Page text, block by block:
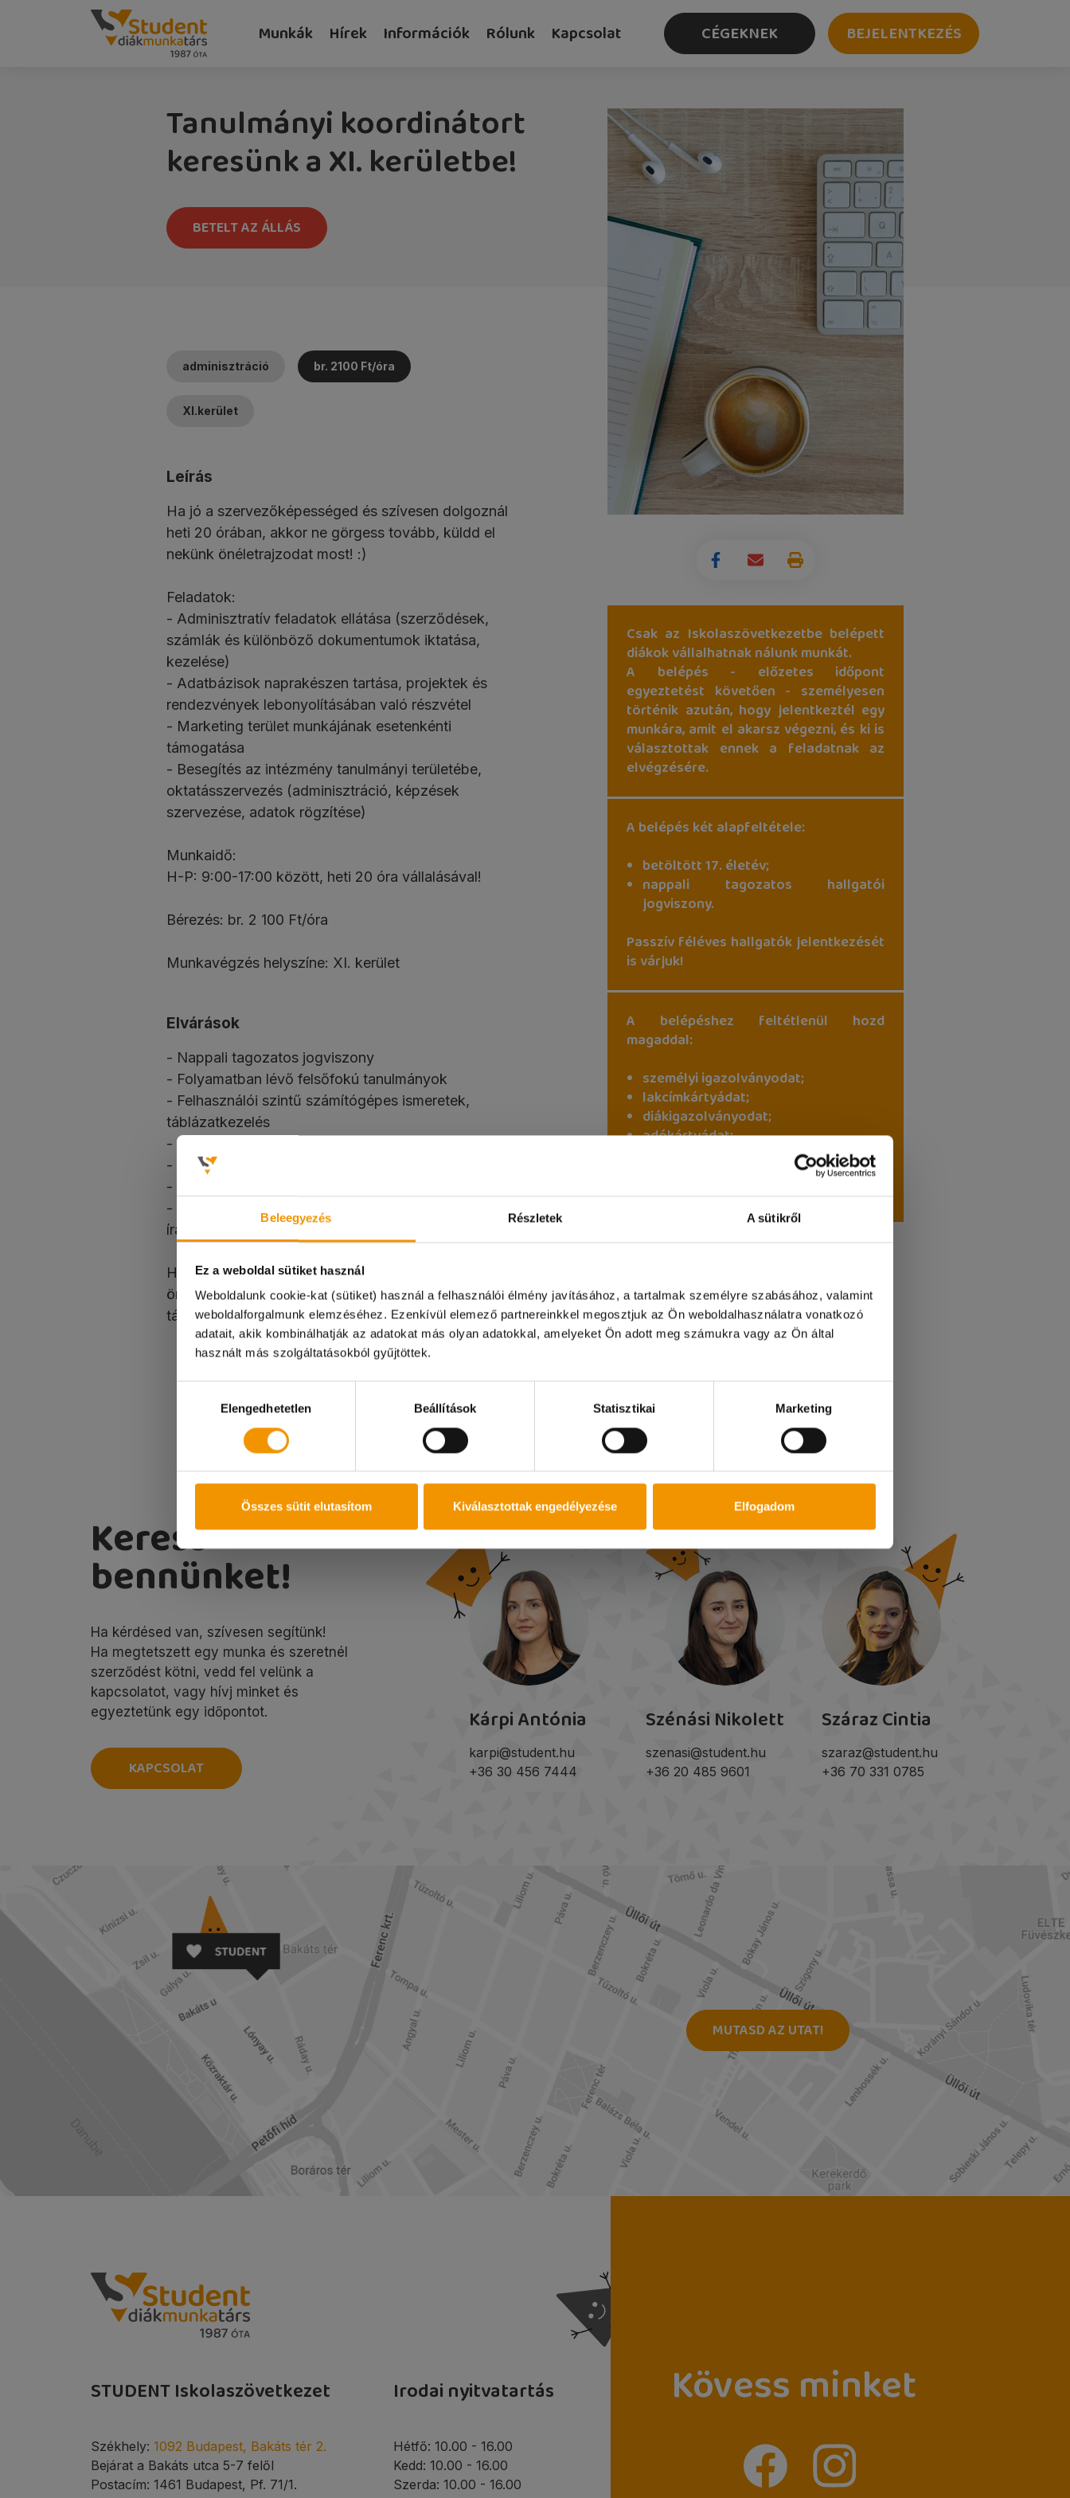
Beleegyezés Részletek A sütikről
Ez a weboldal sütiket használ
Weboldalunk cookie-kat (sütiket) használ a felhasználói élmény javításához, a tartalmak személyre szabásához, valamint
weboldalforgalmunk elemzéséhez. Ezenkívül elemező partnereinkkel megosztjuk az Ön weboldalhasználatra vonatkozó
adatait, akik kombinálhatják az adatokat más olyan adatokkal, amelyeket Ön adott meg számukra vagy az Ön által
használt más szolgáltatásokból gyűjtöttek.
kiválasztásaElengedhetetlen Beállítások Statisztikai Marketing
Összes sütit elutasítom Kiválasztottak engedélyezése Elfogadom
Kedves Diákok!
A 08.08-i munkanapon irodánk zárva tart és online ügyintézésre sincs lehetőség!
Munkák Hírek Információk Rólunk Kapcsolat CÉGEKNEK BEJELENTKEZÉS
Tanulmányi koordinátort
keresünk a XI. kerületbe!
BETELT AZ ÁLLÁS
adminisztráció br. 2100 Ft/óra
XI.kerület
Leírás
Ha jó a szervezőképességed és szívesen dolgoznál
heti 20 órában, akkor ne görgess tovább, küldd el
nekünk önéletrajzodat most! :)
Feladatok:
- Adminisztratív feladatok ellátása (szerződések,
számlák és különböző dokumentumok iktatása,
kezelése)
- Adatbázisok naprakészen tartása, projektek és
rendezvények lebonyolításában való részvétel
- Marketing terület munkájának esetenkénti
támogatása
- Besegítés az intézmény tanulmányi területébe,
oktatásszervezés (adminisztráció, képzések
szervezése, adatok rögzítése)
Munkaidő:
H-P: 9:00-17:00 között, heti 20 óra vállalásával!
Bérezés: br. 2 100 Ft/óra
Munkavégzés helyszíne: XI. kerület
Elvárások
- Nappali tagozatos jogviszony
- Folyamatban lévő felsőfokú tanulmányok
- Felhasználói szintű számítógépes ismeretek,
táblázatkezelés
- Jó szervezőképesség, precizitás
- Azonnali munkakezdés
- Heti 20 óra vállalása!
- Angol nyelvtudás minimum B2-es szinten (szóban és
írásban)
Ha úgy érzed, Téged keresünk, küldd el a friss
önéletrajzod a diakmunka@student.hu e-mail címre,
tárgy "Tanulmányi koordinátor"!
TOVÁBBI ÁLLÁSOK
Csak az Iskolaszövetkezetbe belépett
diákok vállalhatnak nálunk munkát.
A belépés - előzetes időpont
egyeztetést követően - személyesen
történik azután, hogy jelentkeztél egy
munkára, amit el akarsz végezni, és ki is
választottak ennek a feladatnak az
elvégzésére.
A belépés két alapfeltétele:
betöltött 17. életév;
nappali tagozatos hallgatói
jogviszony.
Passzív féléves hallgatók jelentkezését
is várjuk!
A belépéshez feltétlenül hozd
magaddal:
személyi igazolványodat;
lakcímkártyádat;
diákigazolványodat;
adókártyádat;
bankszámlaszámodat.
Keress
bennünket!
Ha kérdésed van, szívesen segítünk!
Ha megtetszett egy munka és szeretnél
szerződést kötni, vedd fel velünk a
kapcsolatot, vagy hívj minket és
egyeztetünk egy időpontot.
KAPCSOLAT
Kárpi Antónia
karpi@student.hu
+36 30 456 7444
Szénási Nikolett
szenasi@student.hu
+36 20 485 9601
Száraz Cintia
szaraz@student.hu
+36 70 331 0785
MUTASD AZ UTAT!
STUDENT Iskolaszövetkezet
Székhely: 1092 Budapest, Bakáts tér 2.
Bejárat a Bakáts utca 5-7 felől
Postacím: 1461 Budapest, Pf. 71/1.
Irodai nyitvatartás
Hétfő: 10.00 - 16.00
Kedd: 10.00 - 16.00
Szerda: 10.00 - 16.00
Kövess minket